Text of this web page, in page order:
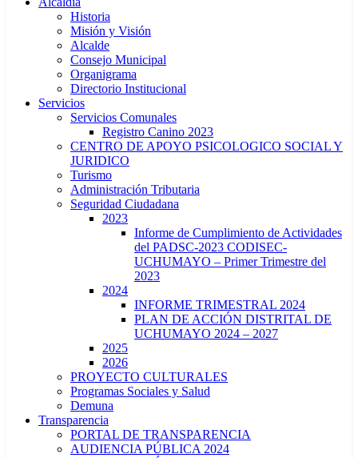
Historia
Misión y Visión
Alcalde
Consejo Municipal
Organigrama
Directorio Institucional
Servicios
Servicios Comunales
Registro Canino 2023
CENTRO DE APOYO PSICOLOGICO SOCIAL Y
JURIDICO
Turismo
Administración Tributaria
Seguridad Ciudadana
2023
Informe de Cumplimiento de Actividades
del PADSC-2023 CODISEC-
UCHUMAYO – Primer Trimestre del
2023
2024
INFORME TRIMESTRAL 2024
PLAN DE ACCIÓN DISTRITAL DE
UCHUMAYO 2024 – 2027
2025
2026
PROYECTO CULTURALES
Programas Sociales y Salud
Demuna
Transparencia
PORTAL DE TRANSPARENCIA
AUDIENCIA PÚBLICA 2024